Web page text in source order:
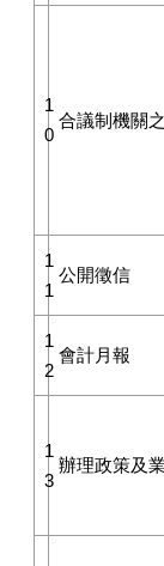
1
0
合議制機關
1
1
公開徵信
1
2
會計月報
1
3
辦理政策及